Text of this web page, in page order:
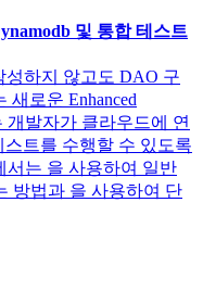
및 통합 테스트
성하지 않고도 DAO 구
로운 Enhanced
개발자가 클라우드에 연
트를 수행할 수 있도록
서는 을 사용하여 일반
방법과 을 사용하여 단